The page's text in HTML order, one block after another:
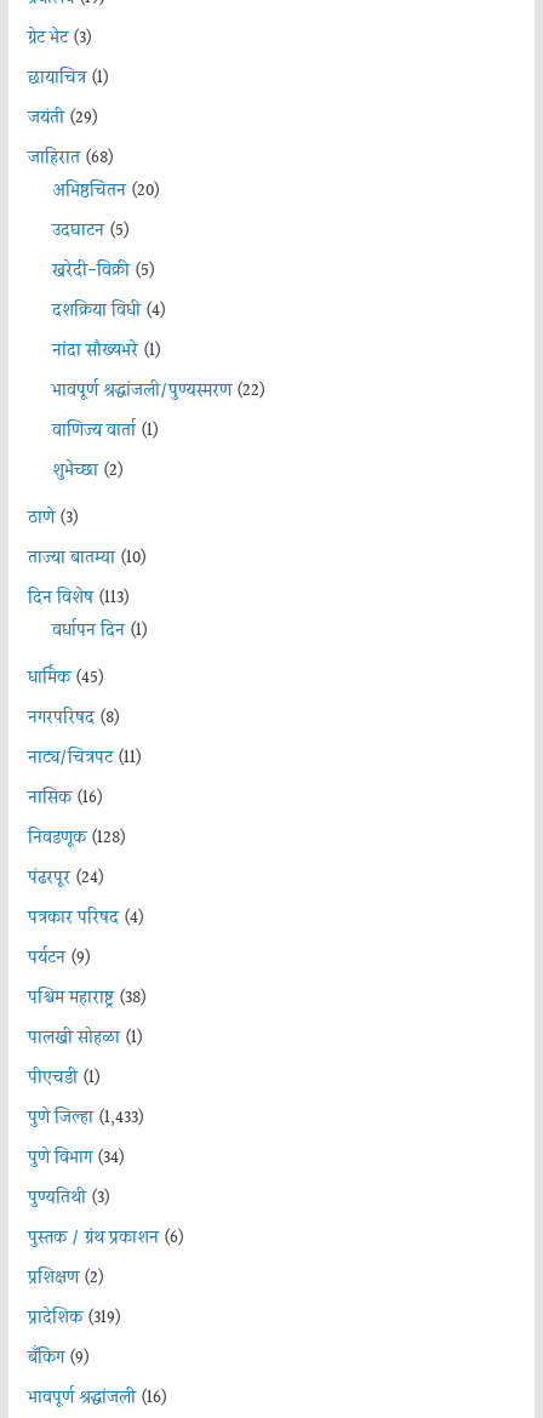
ग्रेट भेट(3)
छायाचित्र(1)
जयंती(29)
जाहिरात(68)
अभिष्ठचिंतन(20)
उदघाटन(5)
खरेदी-विक्री(5)
दशक्रिया विधी(4)
नांदा सौख्यभरे(1)
भावपूर्ण श्रद्धांजली/पुण्यस्मरण(22)
वाणिज्य वार्ता(1)
शुभेच्छा(2)
ठाणे(3)
ताज्या बातम्या(10)
दिन विशेष(113)
वर्धापन दिन(1)
धार्मिक(45)
नगरपरिषद(8)
नाट्य/चित्रपट(11)
नासिक(16)
निवडणूक(128)
पंढरपूर(24)
पत्रकार परिषद(4)
पर्यटन(9)
पश्चिम महाराष्ट्र(38)
पालखी सोहळा(1)
पीएचडी(1)
पुणे जिल्हा(1,433)
पुणे विभाग(34)
पुण्यतिथी(3)
पुस्तक / ग्रंथ प्रकाशन(6)
प्रशिक्षण(2)
प्रादेशिक(319)
बँकिंग(9)
भावपूर्ण श्रद्धांजली(16)